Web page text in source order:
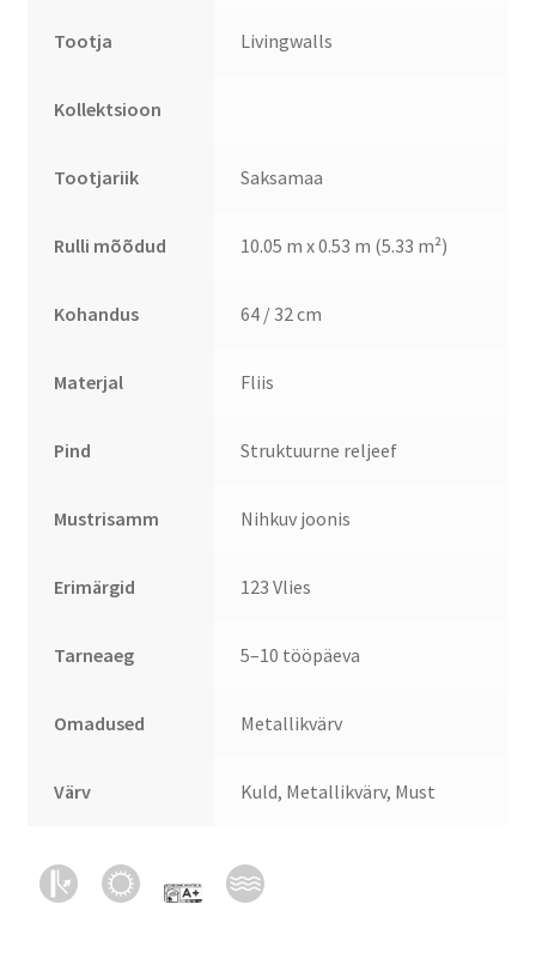
Tootja Livingwalls
Kollektsioon
Tootjariik Saksamaa
Rulli mõõdud 10.05 m x 0.53 m (5.33 m²)
Kohandus 64 / 32 cm
Materjal Fliis
Pind Struktuurne reljeef
Mustrisamm Nihkuv joonis
Erimärgid 123 Vlies
Tarneaeg 5–10 tööpäeva
Omadused Metallikvärv
Värv Kuld, Metallikvärv, Must